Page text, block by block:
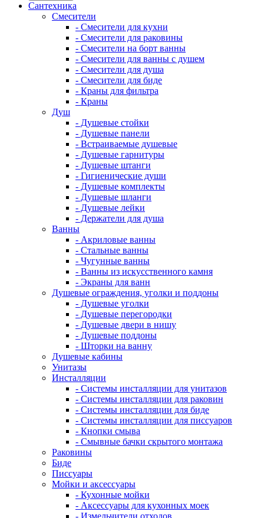
Сантехника
Смесители
- Смесители для кухни
- Смесители для раковины
- Смесители на борт ванны
- Смесители для ванны с душем
- Смесители для душа
- Смесители для биде
- Краны для фильтра
- Краны
Душ
- Душевые стойки
- Душевые панели
- Встраиваемые душевые
- Душевые гарнитуры
- Душевые штанги
- Гигиенические души
- Душевые комплекты
- Душевые шланги
- Душевые лейки
- Держатели для душа
Ванны
- Акриловые ванны
- Стальные ванны
- Чугунные ванны
- Ванны из искусственного камня
- Экраны для ванн
Душевые ограждения, уголки и поддоны
- Душевые уголки
- Душевые перегородки
- Душевые двери в нишу
- Душевые поддоны
- Шторки на ванну
Душевые кабины
Унитазы
Инсталляции
- Системы инсталляции для унитазов
- Системы инсталляции для раковин
- Системы инсталляции для биде
- Системы инсталляции для писсуаров
- Кнопки смыва
- Смывные бачки скрытого монтажа
Раковины
Биде
Писсуары
Мойки и аксессуары
- Кухонные мойки
- Аксессуары для кухонных моек
- Измельчители отходов